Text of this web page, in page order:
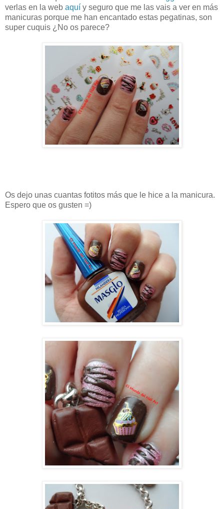
verlas en la web aquí y seguro que me las vais a ver en más
manicuras porque me han encantado estas pegatinas, son
super cuquis ¿No os parece?
Os dejo unas cuantas fotitos más que le hice a la manicura.
Espero que os gusten =)